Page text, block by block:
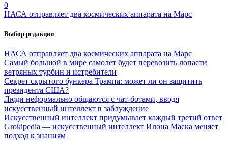
0
НАСА отправляет два космических аппарата на Марс
Выбор редакции
НАСА отправляет два космических аппарата на Марс
Самый большой в мире самолет будет перевозить лопасти
ветряных турбин и истребители
Секрет скрытого бункера Трампа: может ли он защитить
президента США?
Люди неформально общаются с чат-ботами, вводя
искусственный интеллект в заблуждение
Искусственный интеллект придумывает каждый третий ответ
Grokipedia — искусственный интеллект Илона Маска меняет
подход к знаниям